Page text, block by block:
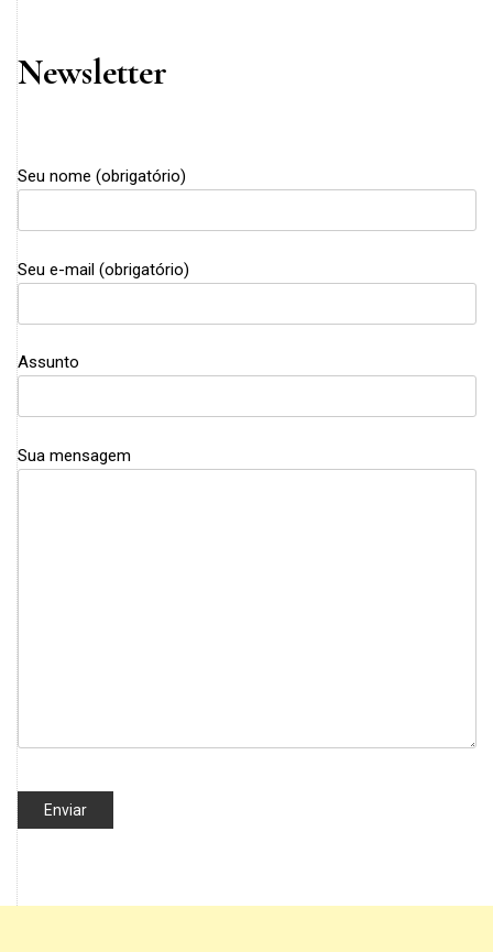
Newsletter
Seu nome (obrigatório)
Seu e-mail (obrigatório)
Assunto
Sua mensagem